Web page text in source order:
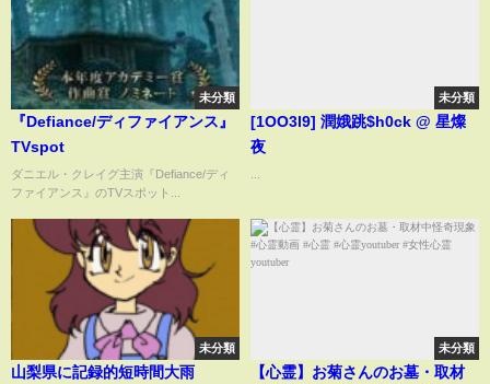
未分類
『Defiance/ディファイアンス』
TVspot
ダニエル・クレイグ主演『Defiance/ディ
ファイアンス』のTVスポット...
未分類
[1OO3l9] 潤娥跳$h0ck @ 星燦
夜
未分類
山梨県に記録的短時間大雨
未分類
【心霊】お菊さんのお墓・取材